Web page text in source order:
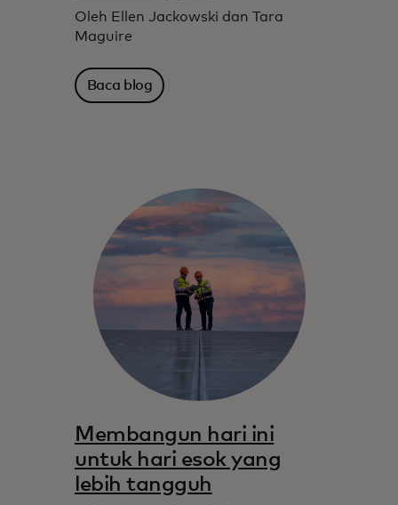
Oleh Ellen Jackowski dan Tara
Maguire
Baca blog
Membangun hari ini
untuk hari esok yang
lebih tangguh